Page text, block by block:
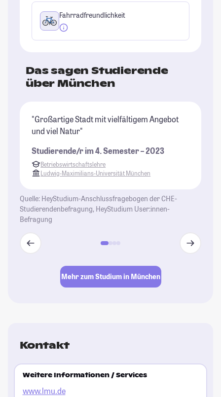
Fahrradfreundlichkeit
Das sagen Studierende
über München
"Großartige Stadt mit vielfältigem Angebot
und viel Natur"
Studierende/r im 4. Semester – 2023
Betriebswirtschaftslehre
Ludwig-Maximilians-Universität München
Quelle: HeyStudium-Anschlussfragebogen der CHE-
Studierendenbefragung, HeyStudium User:innen-
Befragung
Mehr zum Studium in München
Kontakt
Weitere Informationen / Services
www.lmu.de